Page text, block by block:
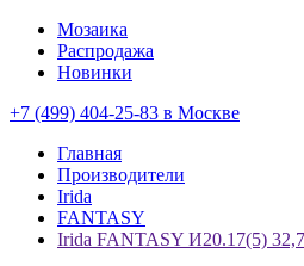
Мозаика
Распродажа
Новинки
+7 (499) 404-25-83 в Москве
Главная
Производители
Irida
FANTASY
Irida FANTASY И20.17(5)